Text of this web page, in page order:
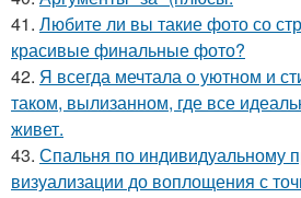
41. Любите ли вы такие фото со
красивые финальные фото?
42. Я всегда мечтала о уютном и
таком, вылизанном, где все
живет.
43. Спальня по индивидуальному
визуализации до воплощения с